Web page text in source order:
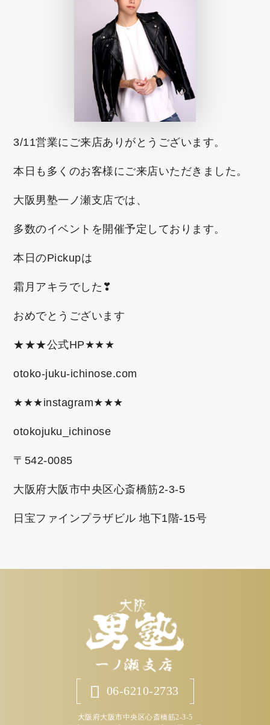
3/11営業にご来店ありがとうございます。
本日も多くのお客様にご来店いただきました。
大阪男塾一ノ瀬支店では、
多数のイベントを開催予定しております。
本日のPickupは
霜月アキラ でした❣
おめでとうございます
★★★公式HP★★★
otoko-juku-ichinose.com
★★★instagram★★★
otokojuku_ichinose
〒542-0085
大阪府大阪市中央区心斎橋筋2-3-5
日宝ファインプラザビル 地下1階-15号
06-6210-2733
大阪府大阪市中央区心斎橋筋2-3-5